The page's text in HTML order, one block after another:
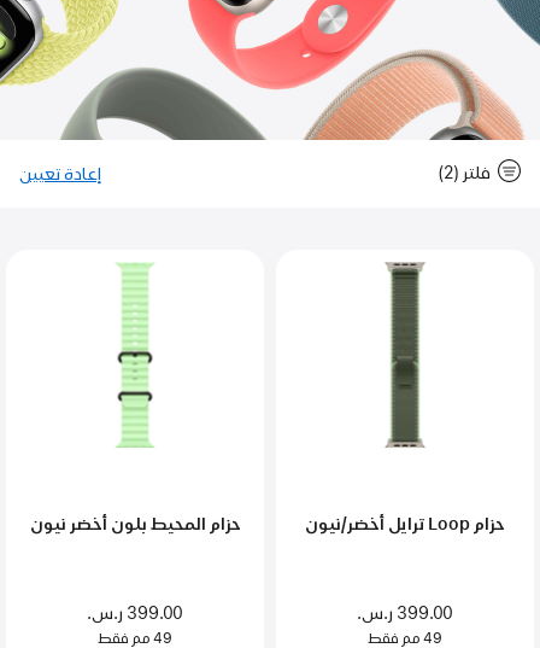
فلتر (2) إعادة تعيين
حزام Loop ترايل أخضر/نيون
399.00 ر.س.‏
49 مم فقط
حزام المحيط بلون أخضر نيون
399.00 ر.س.‏
49 مم فقط